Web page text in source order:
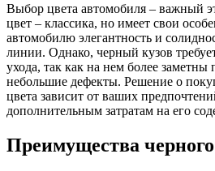
Выбор цвета автомобиля – важный
цвет – классика, но имеет свои
автомобилю элегантность и
линии. Однако, черный кузов
ухода, так как на нем более
небольшие дефекты. Решение о
цвета зависит от ваших
дополнительным затратам на его
Преимущества черного